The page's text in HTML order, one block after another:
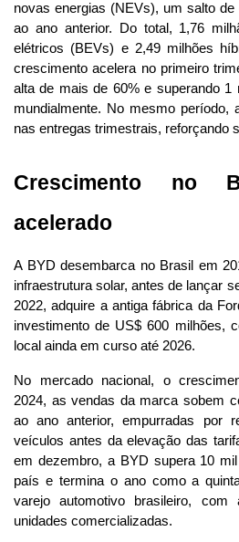
novas energias (NEVs), um salto
ao ano anterior. Do total, 1,76
elétricos (BEVs) e 2,49 milhões
crescimento acelera no primeiro
alta de mais de 60% e superando 1
mundialmente. No mesmo período,
nas entregas trimestrais, reforçando
Crescimento no
acelerado
A BYD desembarca no Brasil em
infraestrutura solar, antes de lançar
2022, adquire a antiga fábrica da
investimento de US$ 600 milhões,
local ainda em curso até 2026.
No mercado nacional, o
2024, as vendas da marca sobem
ao ano anterior, empurradas por
veículos antes da elevação das
em dezembro, a BYD supera 10
país e termina o ano como a
varejo automotivo brasileiro, com
unidades comercializadas.